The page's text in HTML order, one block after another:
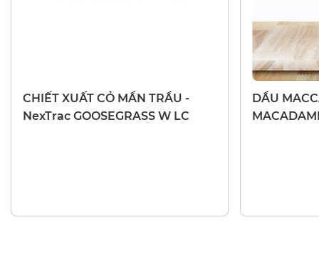
CHIẾT XUẤT THIÊN NHIÊN
CHIẾT XUẤT CỎ MẦN TRẦU -
NexTrac GOOSEGRASS W LC
DẦU THIÊN
DẦU